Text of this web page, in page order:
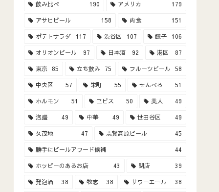
飲み比べ 190 アメリカ 179
アサヒビール 158 肉食 151
ポテトサラダ 117 渋谷区 107 餃子 106
オリオンビール 97 日本酒 92 港区 87
東京 85 立ち飲み 75 フルーツビール 58
中央区 57 栄町 55 せんべろ 51
ホルモン 51 ヱビス 50 美人 49
泡盛 49 中華 49 世田谷区 49
久茂地 47 志賀高原ビール 45
勝手にビールアワード候補 44
ホッピーのあるお店 43 閉店 39
発泡酒 38 牧志 38 サワーエール 38